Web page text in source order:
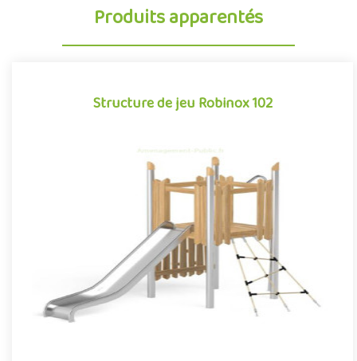
Produits apparentés
Structure de jeu Robinox 102
Structure de jeu Robinox 102
La combinaison Robinox 102 est une structure multi-activités
pour aire de jeux extérieur de la gamme Robinox. Associant sur
s..
Offre partenaire